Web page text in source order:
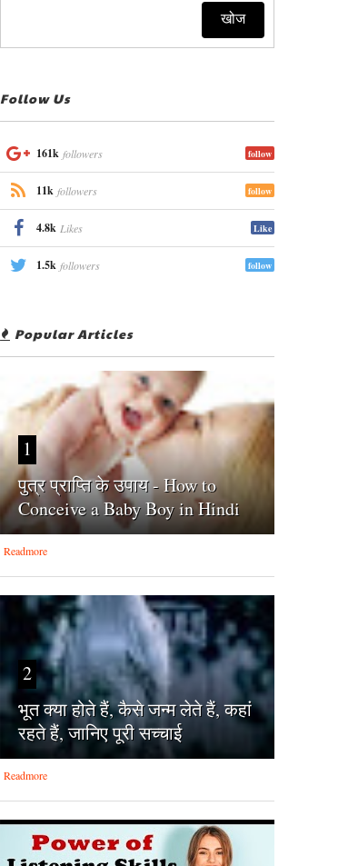
Follow Us
161k followers follow
11k followers follow
4.8k Likes Like
1.5k followers follow
Popular Articles
1
पुत्र प्राप्ति के उपाय - How to
Conceive a Baby Boy in Hindi
Readmore
2
भूत क्या होते हैं, कैसे जन्म लेते हैं, कहां
रहते हैं, जानिए पूरी सच्चाई
Readmore